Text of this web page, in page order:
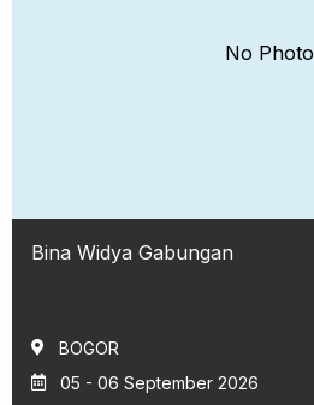
No Photo
Bina Widya Gabungan
BOGOR
05 - 06 September 2026